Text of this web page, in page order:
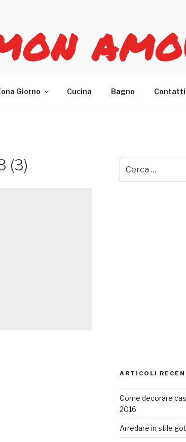
Giorno Cucina Bagno Contatti
(3)
ARTICOLI
Come decorare
2016
Arredare in stile